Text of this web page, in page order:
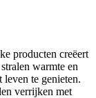
producten creëert
warmte en
te genieten.
verrijken met